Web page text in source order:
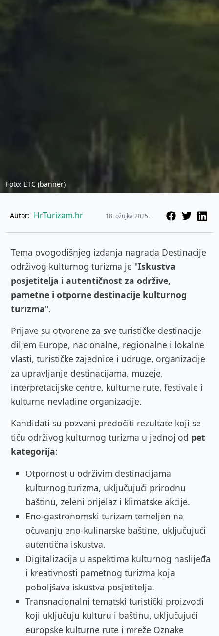
Foto: ETC (banner)
Autor: HrTurizam.hr 18. ožujka 2025.
Tema ovogodišnjeg izdanja nagrada Destinacije
održivog kulturnog turizma je "Iskustva
posjetitelja i autentičnost za održive,
pametne i otporne destinacije kulturnog
turizma".
Prijave su otvorene za sve turističke destinacije
diljem Europe, nacionalne, regionalne i lokalne
vlasti, turističke zajednice i udruge, organizacije
za upravljanje destinacijama, muzeje,
interpretacijske centre, kulturne rute, festivale i
kulturne nevladine organizacije.
Kandidati su pozvani predočiti rezultate koji se
tiču ​​održivog kulturnog turizma u jednoj od pet
kategorija:
Otpornost u održivim destinacijama
kulturnog turizma, uključujući prirodnu
baštinu, zeleni prijelaz i klimatske akcije.
Eno-gastronomski turizam temeljen na
očuvanju eno-kulinarske baštine, uključujući
autentična iskustva.
Digitalizacija u aspektima kulturnog naslijeđa
i kreativnosti pametnog turizma koja
poboljšava iskustva posjetitelja.
Transnacionalni tematski turistički proizvodi
koji uključuju kulturu i baštinu, uključujući
europske kulturne rute i mreže Oznake